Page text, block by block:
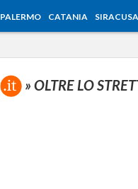
PALERMO CATANIA SIRACUSA
» OLTRE LO